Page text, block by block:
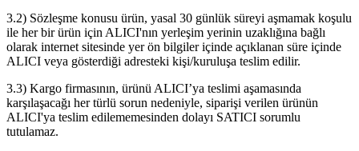
3.2) Sözleşme konusu ürün, yasal 30 günlük süreyi aşmamak koşulu
ile her bir ürün için ALICI'nın yerleşim yerinin uzaklığına bağlı
olarak internet sitesinde yer ön bilgiler içinde açıklanan süre içinde
ALICI veya gösterdiği adresteki kişi/kuruluşa teslim edilir.
3.3) Kargo firmasının, ürünü ALICI’ya teslimi aşamasında
karşılaşacağı her türlü sorun nedeniyle, siparişi verilen ürünün
ALICI'ya teslim edilememesinden dolayı SATICI sorumlu
tutulamaz.